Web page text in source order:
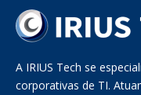
A IRIUS Tech se
corporativas de TI.